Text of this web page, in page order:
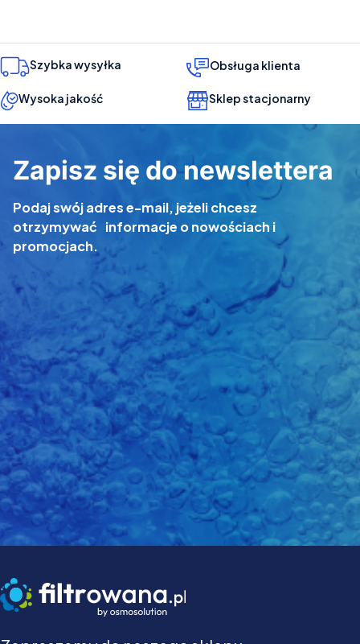
Szybka wysyłka Obsługa klienta
Wysoka jakość Sklep stacjonarny
Zapisz się do newslettera
Podaj swój adres e-mail, jeżeli chcesz
otrzymywać informacje o nowościach i
promocjach.